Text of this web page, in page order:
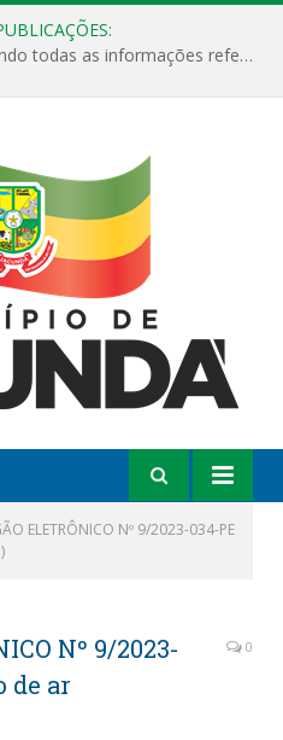
Relatórios Detalhados contendo todas as informações referentes a execução de recursos destinados ao fomento de projetos culturais no Município de Jacundá entre os anos de 2022 ao presente ano de 2026.
ELETRÔNICO Nº 9/2023-034-PE
Nº 9/2023-
de ar
0